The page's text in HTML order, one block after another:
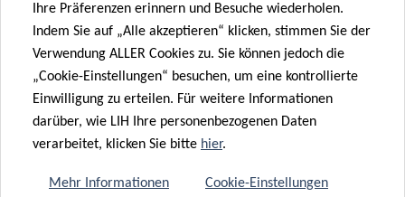
Ihre Präferenzen erinnern und Besuche wiederholen.
Indem Sie auf „Alle akzeptieren“ klicken, stimmen Sie der
Verwendung ALLER Cookies zu. Sie können jedoch die
„Cookie-Einstellungen“ besuchen, um eine kontrollierte
Einwilligung zu erteilen. Für weitere Informationen
darüber, wie LIH Ihre personenbezogenen Daten
verarbeitet, klicken Sie bitte hier.
Mehr Informationen Cookie-Einstellungen